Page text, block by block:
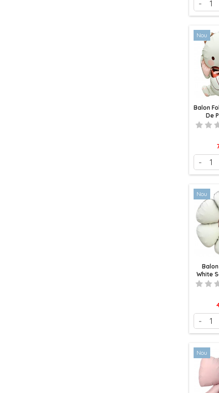
-
Nou
Balon
De
-
Nou
White
-
Nou